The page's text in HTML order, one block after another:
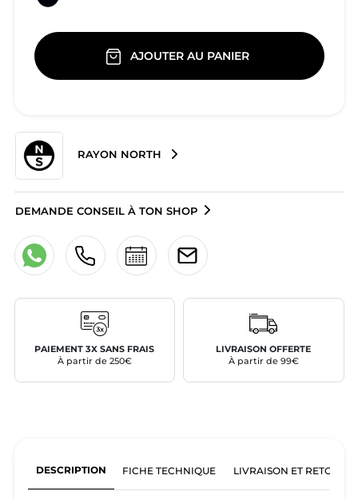
AJOUTER AU PANIER
RAYON NORTH
DEMANDE CONSEIL À TON SHOP
PAIEMENT 3X SANS FRAIS
À partir de 250€
LIVRAISON OFFERTE
À partir de 99€
DESCRIPTION FICHE TECHNIQUE LIVRAISON ET RETOURS